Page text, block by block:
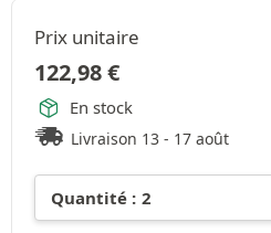
Prix unitaire
122,98€
En stock
Livraison 13 - 17 août